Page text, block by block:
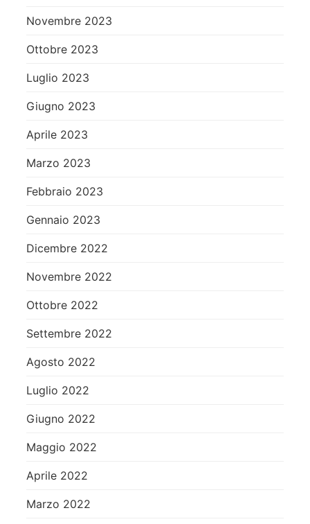
Novembre 2023
Ottobre 2023
Luglio 2023
Giugno 2023
Aprile 2023
Marzo 2023
Febbraio 2023
Gennaio 2023
Dicembre 2022
Novembre 2022
Ottobre 2022
Settembre 2022
Agosto 2022
Luglio 2022
Giugno 2022
Maggio 2022
Aprile 2022
Marzo 2022